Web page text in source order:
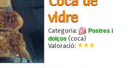
vidre
Categoria:
Postres i
dolços (coca)
Valoració: